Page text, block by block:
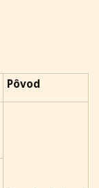
Pôvod